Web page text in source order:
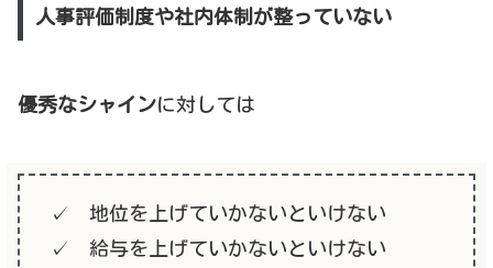
人事評価制度や社内体制が整っていない
優秀なシャインに対しては
✓ 地位を上げていかないといけない
✓ 給与を上げていかないといけない